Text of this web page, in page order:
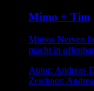
Mimo + Tim
Mimos Nerven
macht in
Autor: Andreas
Zeichner: